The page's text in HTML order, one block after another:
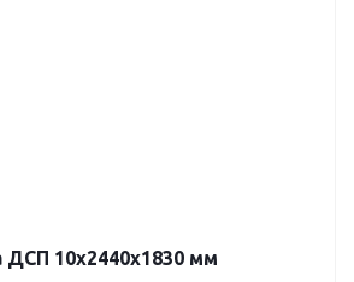
ДСП 10х2440х1830 мм